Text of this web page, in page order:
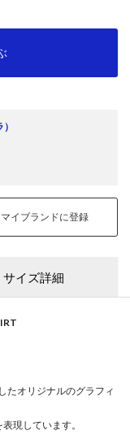
マイブランドに登録
サイズ詳細
たオリジナルのグラフィ
現しています。